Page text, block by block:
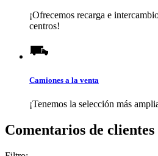
¡Ofrecemos recarga e
centros!
Camiones a la venta
¡Tenemos la selección más
Comentarios de clientes